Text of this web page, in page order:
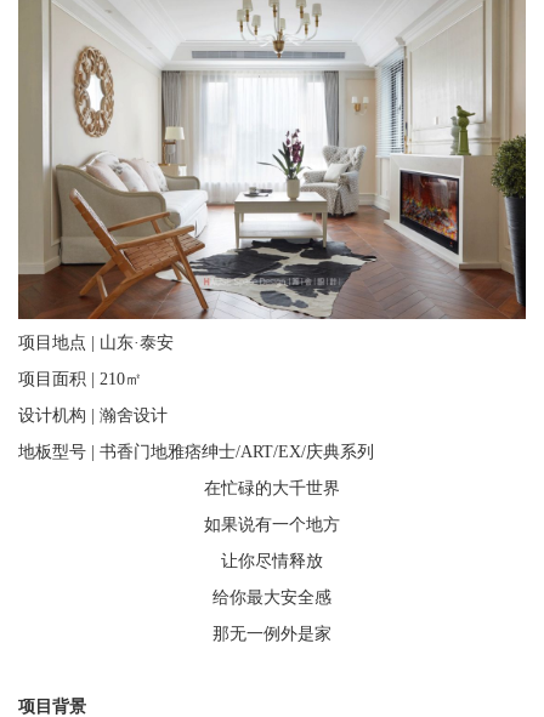
项目地点 | 山东·泰安
项目面积 | 210㎡
设计机构 | 瀚舍设计
地板型号 | 书香门地雅痞绅士/ART/EX/庆典系列
在忙碌的大千世界
如果说有一个地方
让你尽情释放
给你最大安全感
那无一例外是家
项目背景